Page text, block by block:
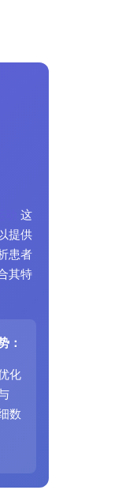
这
提供
患者
其特
：
化
数